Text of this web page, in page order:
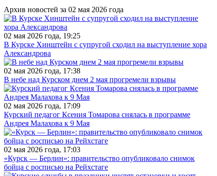
Архив новостей за 02 мая 2026 года
02 мая 2026 года, 19:25
В Курске Хинштейн с супругой сходил на выступление хора
Александрова
02 мая 2026 года, 17:38
В небе над Курском днем 2 мая прогремели взрывы
02 мая 2026 года, 17:09
Курский педагог Ксения Томарова снялась в программе
Андрея Малахова к 9 Мая
02 мая 2026 года, 17:03
«Курск — Берлин»: правительство опубликовало снимок
бойца с росписью на Рейхстаге